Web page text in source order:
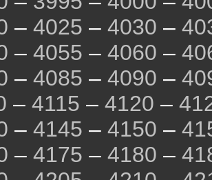
– 4025 – 4030 –
– 4055 – 4060 –
– 4085 – 4090 –
– 4115 – 4120 –
– 4145 – 4150 –
– 4175 – 4180 –